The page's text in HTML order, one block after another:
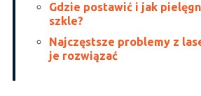
Gdzie postawić i jak
szkle?
Najczęstsze problemy z
je rozwiązać